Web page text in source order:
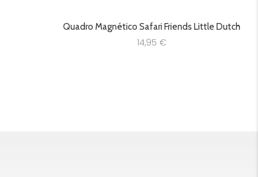
Quadro Magnético Safari Friends Little Dutch
14,95 €